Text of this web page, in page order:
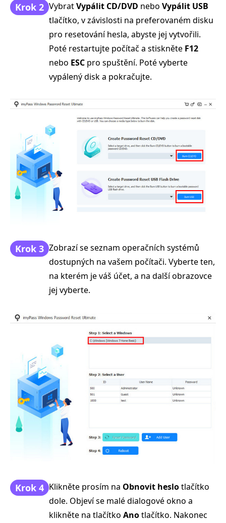
Krok 2 VybratVypálit CD/DVD nebo Vypálit USB
tlačítko, v závislosti na preferovaném disku
pro resetování hesla, abyste jej vytvořili.
Poté restartujte počítač a stiskněte F12
nebo ESC pro spuštění. Poté vyberte
vypálený disk a pokračujte.
Krok 3 Zobrazí se seznam operačních systémů
dostupných na vašem počítači. Vyberte ten,
na kterém je váš účet, a na další obrazovce
jej vyberte.
Krok 4 Klikněte prosím na Obnovit heslotlačítko
dole. Objeví se malé dialogové okno a
klikněte na tlačítko Anotlačítko. Nakonec